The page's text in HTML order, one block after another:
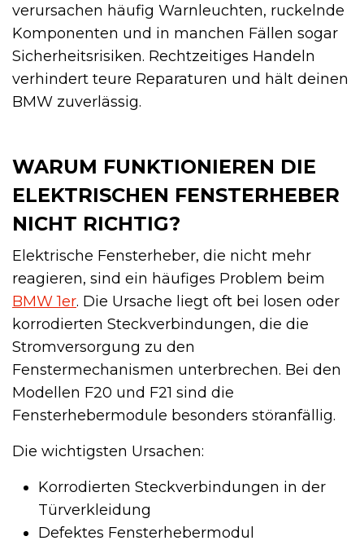
verursachen häufig Warnleuchten, ruckelnde
Komponenten und in manchen Fällen sogar
Sicherheitsrisiken. Rechtzeitiges Handeln
verhindert teure Reparaturen und hält deinen
BMW zuverlässig.
WARUM FUNKTIONIEREN DIE
ELEKTRISCHEN FENSTERHEBER
NICHT RICHTIG?
Elektrische Fensterheber, die nicht mehr
reagieren, sind ein häufiges Problem beim
BMW 1er. Die Ursache liegt oft bei losen oder
korrodierten Steckverbindungen, die die
Stromversorgung zu den
Fenstermechanismen unterbrechen. Bei den
Modellen F20 und F21 sind die
Fensterhebermodule besonders störanfällig.
Die wichtigsten Ursachen:
Korrodierten Steckverbindungen in der
Türverkleidung
Defektes Fensterhebermodul